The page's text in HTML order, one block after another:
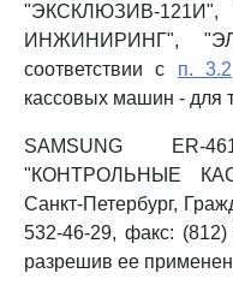
"ЭКСКЛЮЗИВ-
ИНЖИНИРИНГ",
соответствии с п. 3.2
кассовых машин - для
SAMSUNG ER-
"КОНТРОЛЬНЫЕ
Санкт-Петербург,
532-46-29, факс:
разрешив ее